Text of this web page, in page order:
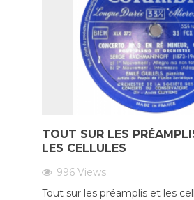
TOUT SUR LES
LES CELLULES
996 Views
Tout sur les préamplis et les